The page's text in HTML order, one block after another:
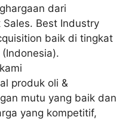
dari
Best Industry
baik di tingkat
produk oli &
mutu yang baik dan
yang kompetitif,